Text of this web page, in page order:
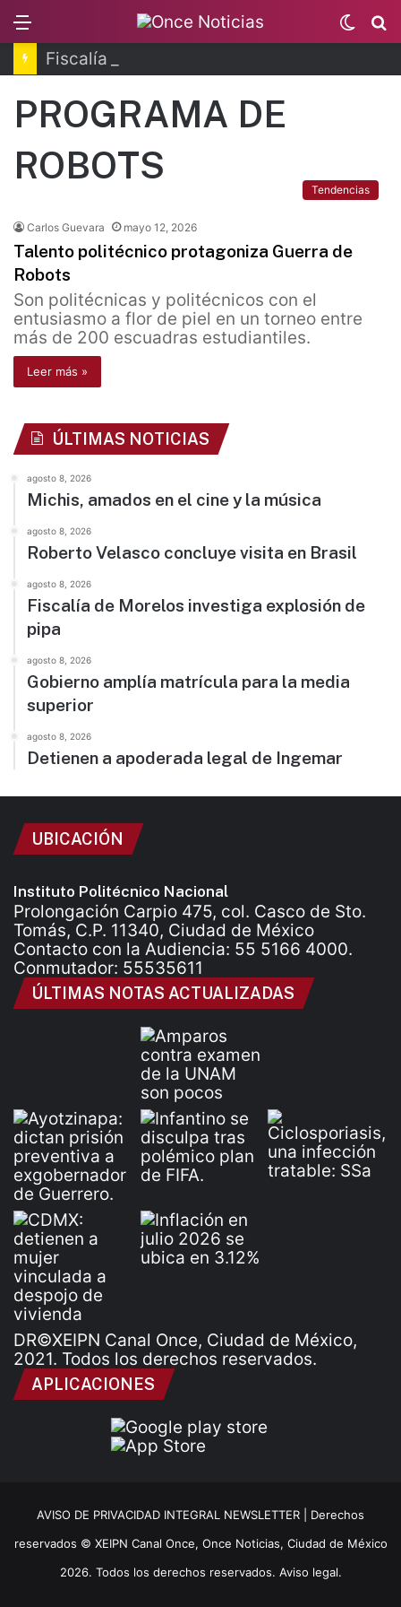
Switch
skin
PROGRAMA DE
ROBOTS
Tendencias
Carlos Guevara mayo 12, 2026
Talento politécnico protagoniza Guerra de
Robots
Son politécnicas y politécnicos con el
entusiasmo a flor de piel en un torneo entre
más de 200 escuadras estudiantiles.
Leer más »
ÚLTIMAS NOTICIAS
agosto 8, 2026
Michis, amados en el cine y la música
agosto 8, 2026
Roberto Velasco concluye visita en Brasil
agosto 8, 2026
Fiscalía de Morelos investiga explosión de
pipa
agosto 8, 2026
Gobierno amplía matrícula para la media
superior
agosto 8, 2026
Detienen a apoderada legal de Ingemar
UBICACIÓN
Instituto Politécnico Nacional
Prolongación Carpio 475, col. Casco de Sto.
Tomás, C.P. 11340, Ciudad de México
Contacto con la Audiencia: 55 5166 4000.
Conmutador: 55535611
ÚLTIMAS NOTAS ACTUALIZADAS
DR©XEIPN Canal Once, Ciudad de México,
2021. Todos los derechos reservados.
APLICACIONES
AVISO DE PRIVACIDAD INTEGRAL NEWSLETTER | Derechos
reservados © XEIPN Canal Once, Once Noticias, Ciudad de México
2026. Todos los derechos reservados. Aviso legal.